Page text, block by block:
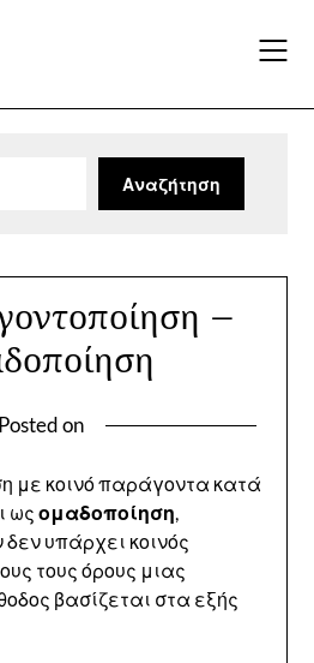
Αναζήτηση
–
Posted on
με κοινό παράγοντα κατά
ωςομαδοποίηση,
υπάρχει κοινός
τους όρους μιας
βασίζεται στα εξής